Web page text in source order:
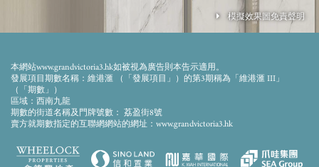
模擬效果圖免責聲明
觀、外觀或周邊環境。模擬效果圖及上述的設施、裝置、裝修物料、設備、裝飾物、植
物、園景及其他物件等未必會在落成後的發展項目期數或其附近出現。模擬效果圖内的
顔色、用料、裝置、裝修物料、設備、裝飾物、植物、園景及其他物件等並非交樓標
準，未必會在實際發展項目期數或其任何部分出現。發展項目期數外牆、平台及天台可
能存在之喉管、管綫、冷氣機及格柵等及周邊環境及建築物並無完全顯示。賣方建議準
買家到有關發展地盤作實地考察，以對該發展地盤、其周邊地區環境及附近的公共設施
有較佳了解。模擬效果圖及本廣告/宣傳資料並不構成亦不得被詮釋成賣方就發展項目期
時改動建築物圖則及其他圖則，發展項目及/或期數之設計以政府相關部門取後批准之圖
則為準。
本網站www.grandvictoria3.hk如被視為廣告則本告示適用。
發展項目期數名稱：維港滙 （「發展項目」）的第3期稱為「維港滙 III」
（「期數」）
區域：西南九龍
期數的街道名稱及門牌號數： 荔盈街8號
賣方就期數指定的互聯網網站的網址：www.grandvictoria3.hk